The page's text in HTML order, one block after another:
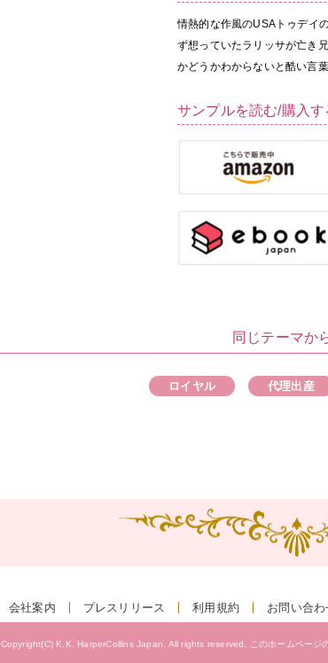
情熱的な作風のUSAトゥデイ
ず想っていたラリッサが亡き
かどうかわからないと酷い言
サンプルを読む/購入す
同じテーマか
ロイヤル 代理出産
会社案内 プレスリリース 利用規約 お問い合わ
Copyright(C) K.K. HarperCollins Japan. All rights reserved. このホームページ